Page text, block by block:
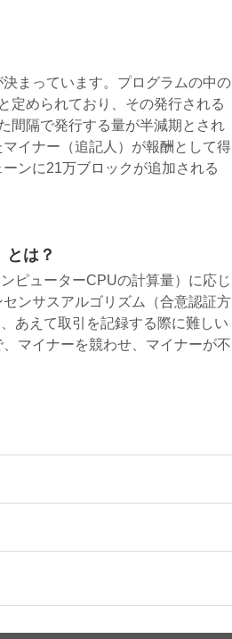
まっています。プログラムの中の
定められており、その発行される
間隔で発行する量が半減期とされ
イナー（追記人）が報酬として得
ンに21万ブロックが追加される
は？
ピューターCPUの計算量）に応じ
ンサスアルゴリズム（合意認証方
あえて取引を記録する際に難しい
マイナーを競わせ、マイナーが不